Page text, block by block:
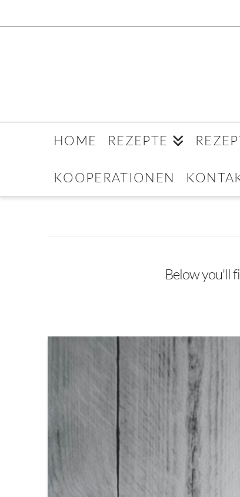
HOME REZEPTE
KOOPERATIONEN
Below you'll